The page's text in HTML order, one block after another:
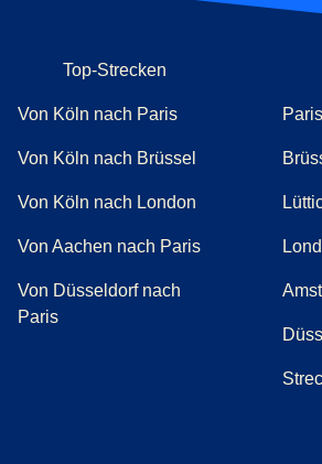
Top-Strecken
Von Köln nach Paris
Von Köln nach Brüssel
Von Köln nach London
Von Aachen nach Paris
Von Düsseldorf nach
Paris
Paris